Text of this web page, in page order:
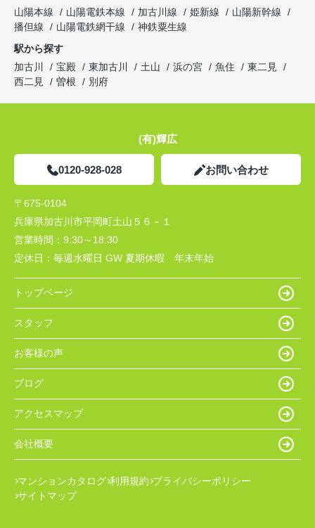
山陽本線
山陽電鉄本線 加古川線 姫新線
山陽新幹線
播但線
山陽電鉄網干線
神鉄粟生線
駅から探す
加古川
宝殿 東加古川 土山 浜の宮 魚住
東二見
西二見
曽根 別府
(有)輝広
0120-928-028 お問い合わせ
〒675-0104
兵庫県加古川市平岡町土山５６－１
営業時間： 9:30～18:30
定休日： 毎週水曜日 GW 夏期休暇 年末年始
トップページ
スタッフ
お客様の声
ブログ
アクセスマップ
会社概要
マンションカタログ 利用規約 プライバシーポリシー
サイトマップ